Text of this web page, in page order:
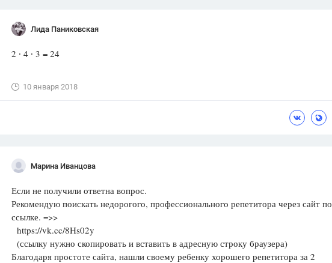
Лида Паниковская
2 ∙ 4 ∙ 3 = 24
10 января 2018
Марина Иванцова
Если не получили ответна вопрос.
Рекомендую поискать недорогого, профессионального репетитора через сайт по
ссылке. =>>
https://vk.cc/8Hs02y
(ссылку нужно скопировать и вставить в адресную строку браузера)
Благодаря простоте сайта, нашли своему ребенку хорошего репетитора за 2